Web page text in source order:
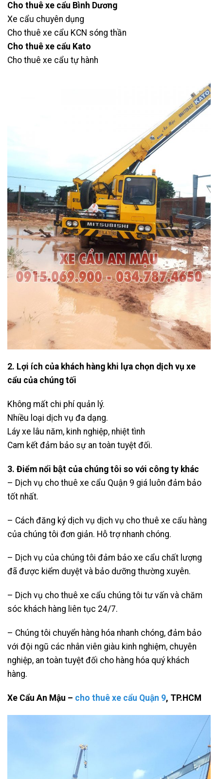
Cho thuê xe cẩu Bình Dương
Xe cẩu chuyên dụng
Cho thuê xe cẩu KCN sóng thần
Cho thuê xe cẩu Kato
Cho thuê xe cẩu tự hành
2. Lợi ích của khách hàng khi lựa chọn dịch vụ xe
cẩu của chúng tối
Không mất chi phí quản lý.
Nhiều loại dịch vụ đa dạng.
Láy xe lâu năm, kinh nghiệp, nhiệt tình
Cam kết đảm bảo sự an toàn tuyệt đối.
3. Điểm nổi bật của chúng tôi so với công ty khác
– Dịch vụ cho thuê xe cẩu Quận 9 giá luôn đảm bảo
tốt nhất.
– Cách đăng ký dịch vụ dịch vụ cho thuê xe cẩu hàng
của chúng tôi đơn giản. Hỗ trợ nhanh chóng.
– Dịch vụ của chúng tôi đảm bảo xe cẩu chất lượng
đã được kiểm duyệt và bảo dưỡng thường xuyên.
– Dịch vụ cho thuê xe cẩu chúng tôi tư vấn và chăm
sóc khách hàng liên tục 24/7.
– Chúng tôi chuyển hàng hóa nhanh chóng, đảm bảo
với đội ngũ các nhân viên giàu kinh nghiệm, chuyên
nghiệp, an toàn tuyệt đối cho hàng hóa quý khách
hàng.
Xe Cẩu An Mậu – cho thuê xe cẩu Quận 9, TP.HCM